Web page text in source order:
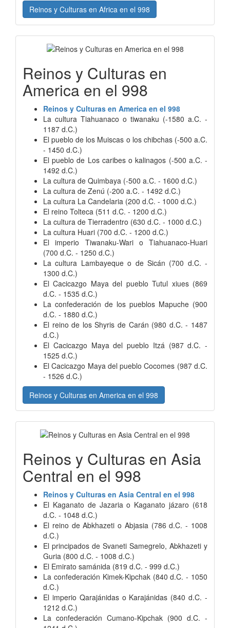
Reinos y Culturas en Africa en el 998
Reinos y Culturas en
America en el 998
Reinos y Culturas en America en el 998
La cultura Tiahuanaco o tiwanaku (-1580 a.C. -
1187 d.C.)
El pueblo de los Muiscas o los chibchas (-500 a.C.
- 1450 d.C.)
El pueblo de Los caribes o kalinagos (-500 a.C. -
1492 d.C.)
La cultura de Quimbaya (-500 a.C. - 1600 d.C.)
La cultura de Zenú (-200 a.C. - 1492 d.C.)
La cultura La Candelaria (200 d.C. - 1000 d.C.)
El reino Tolteca (511 d.C. - 1200 d.C.)
La cultura de Tierradentro (630 d.C. - 1000 d.C.)
La cultura Huari (700 d.C. - 1200 d.C.)
El imperio Tiwanaku-Wari o Tiahuanaco-Huari
(700 d.C. - 1250 d.C.)
La cultura Lambayeque o de Sicán (700 d.C. -
1300 d.C.)
El Cacicazgo Maya del pueblo Tutul xiues (869
d.C. - 1535 d.C.)
La confederación de los pueblos Mapuche (900
d.C. - 1880 d.C.)
El reino de los Shyris de Carán (980 d.C. - 1487
d.C.)
El Cacicazgo Maya del pueblo Itzá (987 d.C. -
1525 d.C.)
El Cacicazgo Maya del pueblo Cocomes (987 d.C.
- 1526 d.C.)
Reinos y Culturas en America en el 998
Reinos y Culturas en Asia
Central en el 998
Reinos y Culturas en Asia Central en el 998
El Kaganato de Jazaria o Kaganato jázaro (618
d.C. - 1048 d.C.)
El reino de Abkhazeti o Abjasia (786 d.C. - 1008
d.C.)
El principados de Svaneti Samegrelo, Abkhazeti y
Guria (800 d.C. - 1008 d.C.)
El Emirato samánida (819 d.C. - 999 d.C.)
La confederación Kimek-Kipchak (840 d.C. - 1050
d.C.)
El imperio Qarajánidas o Karajánidas (840 d.C. -
1212 d.C.)
La confederación Cumano-Kipchak (900 d.C. -